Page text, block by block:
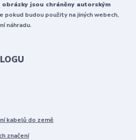
jsou chráněny autorským
pokud budou použity na jiných webech,
náhradu.
kabelů do země
značení